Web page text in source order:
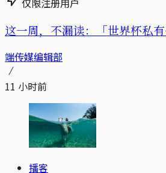
仅限注册用户
这一周，不漏读：「世界杯私
端传媒编辑部
11 小时前
播客